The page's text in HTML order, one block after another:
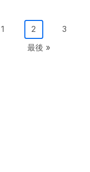
Page
1 目前頁面
2 Page
3
Last page
最後 »